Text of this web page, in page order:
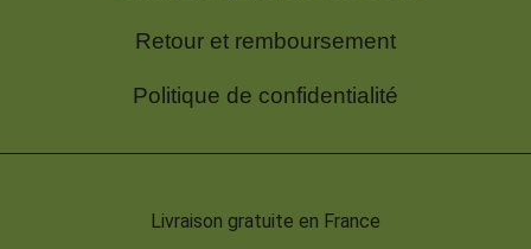
Retour et remboursement
Politique de confidentialité
Livraison gratuite en France